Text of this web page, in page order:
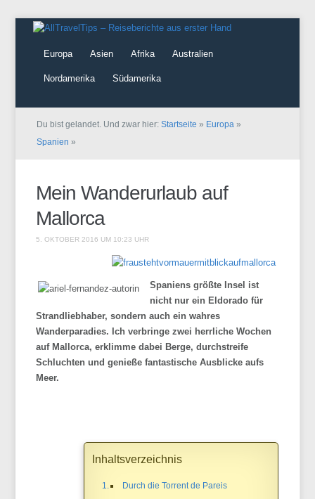
Europa Asien Afrika Australien
Nordamerika Südamerika
Du bist gelandet. Und zwar hier:Startseite » Europa »
Spanien »
Mein Wanderurlaub auf
Mallorca
5. OKTOBER 2016 UM 10:23 UHR
Spaniens größte Insel ist
nicht nur ein Eldorado für
Strandliebhaber, sondern auch ein wahres
Wanderparadies. Ich verbringe zwei herrliche Wochen
auf Mallorca, erklimme dabei Berge, durchstreife
Schluchten und genieße fantastische Ausblicke aufs
Meer.
Inhaltsverzeichnis
Durch die Torrent de Pareis